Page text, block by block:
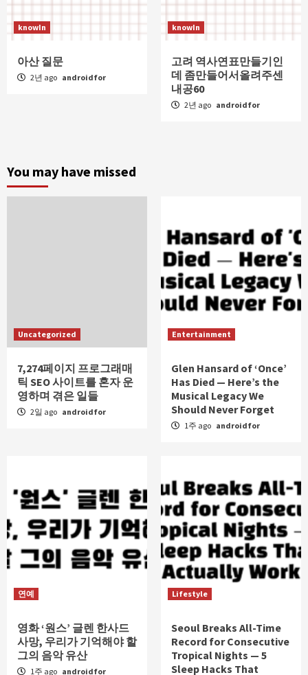
knowIn
아산 질문
2년 ago androidfor
knowIn
고려 역사연표만들기인
데 좀만들어서올려주센
내공60
2년 ago androidfor
You may have missed
Uncategorized
7,274페이지 프로그래매
틱 SEO 사이트를 혼자 운
영하며 겪은 일들
2일 ago androidfor
Entertainment
Glen Hansard of ‘Once’
Has Died — Here’s the
Musical Legacy We
Should Never Forget
1주 ago androidfor
연예
영화 ‘원스’ 글렌 한사드
사망, 우리가 기억해야 할
그의 음악 유산
1주 ago androidfor
Lifestyle
Seoul Breaks All-Time
Record for Consecutive
Tropical Nights — 5
Sleep Hacks That